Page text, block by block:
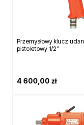
Przemysłowy klucz
pistoletowy 1/2"
4 600,00 zł